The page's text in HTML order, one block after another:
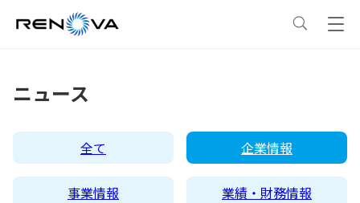
事業情報トップ
事業概要
企業情報
企業情報トップ
サステナビリティ
ニュース
全て 企業情報
事業情報 業績・財務情報